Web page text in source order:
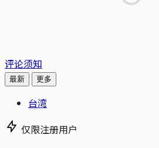
评论须知
最新 更多
台湾
仅限注册用户